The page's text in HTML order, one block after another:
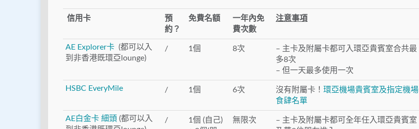
信用卡
預
約？
免費名額
一年內免
費次數
注意事項
AE Explorer卡 (都可以入
到非香港既環亞lounge)
/ 1個 8次
– 主卡及附屬卡都可入環亞貴賓室合共最
多8次
– 但一天最多使用一次
HSBC EveryMile / 1個 6次 沒有附屬卡！ 環亞機場貴賓室及指定機場
食肆名單
AE白金卡 細頭 (都可以入
/
1個 (自己)
無限次
– 主卡及附屬卡都可全年任入環亞貴賓室